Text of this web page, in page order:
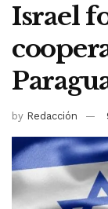
Israel
by Redacción